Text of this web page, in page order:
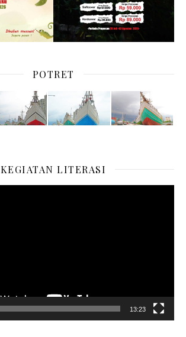
POTRET
KEGIATAN LITERASI
13:23